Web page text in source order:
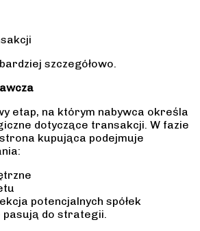
szczegółowo.
etap, na którym nabywca określa
dotyczące transakcji. W fazie
kupująca podejmuje
potencjalnych spółek
pasują do strategii.